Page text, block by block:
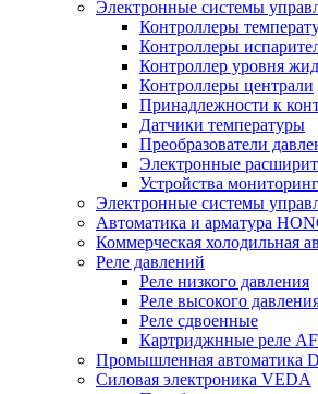
Электронные системы
Контроллеры
Контроллеры
Контроллер уровня
Контроллеры централи
Принадлежности к
Датчики температуры
Преобразователи
Электронные
Устройства
Электронные системы
Автоматика и арматура
Коммерческая холодильная
Реле давлений
Реле низкого давления
Реле высокого
Реле сдвоенные
Картриджнные реле
Промышленная автоматика
Силовая электроника VEDA